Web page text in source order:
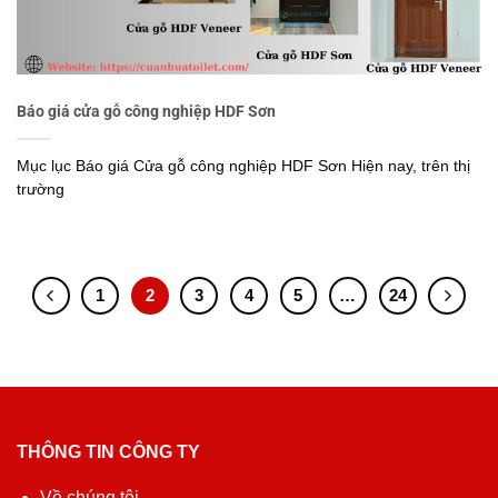
Báo giá cửa gỗ công nghiệp HDF Sơn
Mục lục Báo giá Cửa gỗ công nghiệp HDF Sơn Hiện nay, trên thị
trường
1 2 3 4 5 … 24
THÔNG TIN CÔNG TY